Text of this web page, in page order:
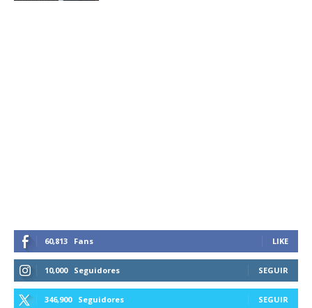
60,813 Fans LIKE
10,000 Seguidores SEGUIR
346,900 Seguidores SEGUIR